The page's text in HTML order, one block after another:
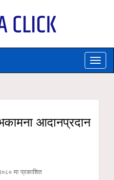
Toggle
आदानप्रदान
मा प्रकाशित